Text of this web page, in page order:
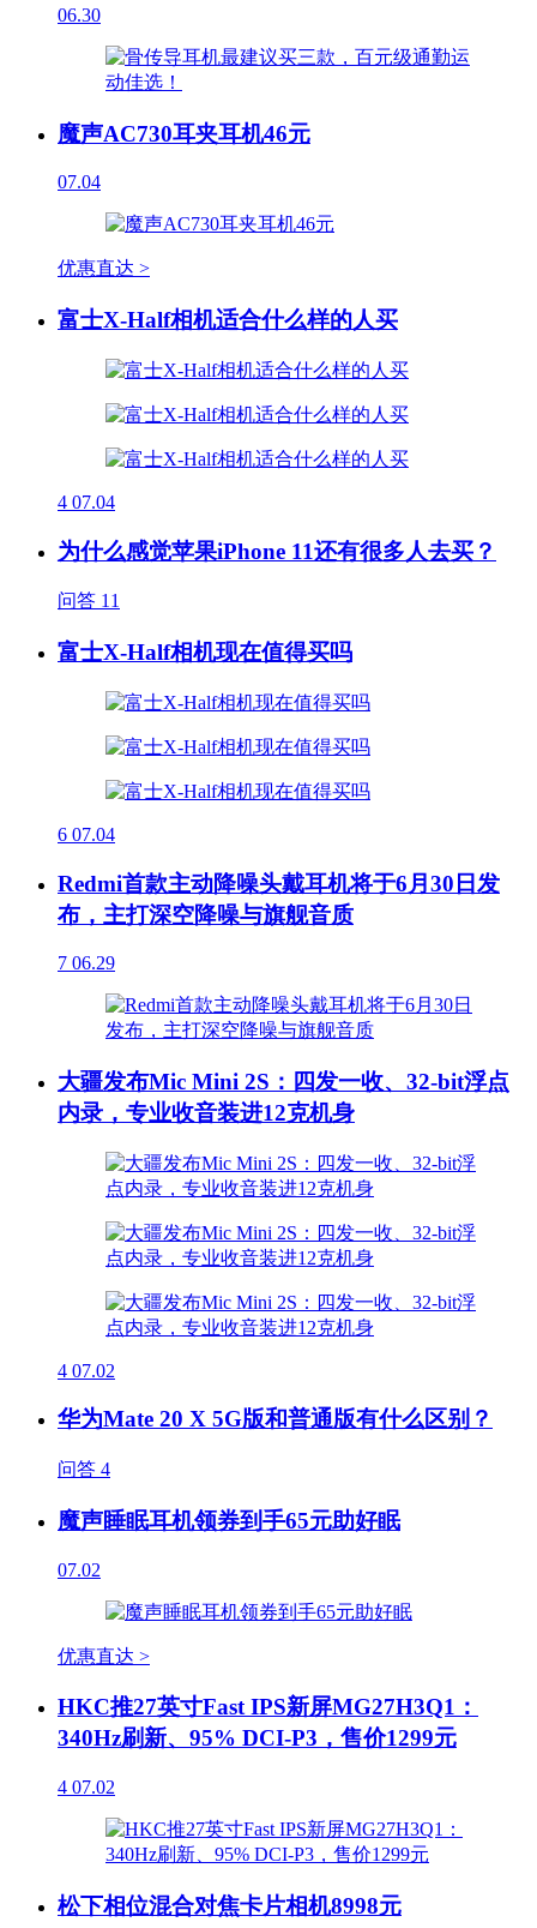
06.30
魔声AC730耳夹耳机46元
07.04
优惠直达 >
富士X-Half相机适合什么样的人买
4 07.04
为什么感觉苹果iPhone 11还有很多人去买？
问答 11
富士X-Half相机现在值得买吗
6 07.04
Redmi首款主动降噪头戴耳机将于6月30日发
布，主打深空降噪与旗舰音质
7 06.29
大疆发布Mic Mini 2S：四发一收、32-bit浮点
内录，专业收音装进12克机身
4 07.02
华为Mate 20 X 5G版和普通版有什么区别？
问答 4
魔声睡眠耳机领券到手65元助好眠
07.02
优惠直达 >
HKC推27英寸Fast IPS新屏MG27H3Q1：
340Hz刷新、95% DCI-P3，售价1299元
4 07.02
松下相位混合对焦卡片相机8998元